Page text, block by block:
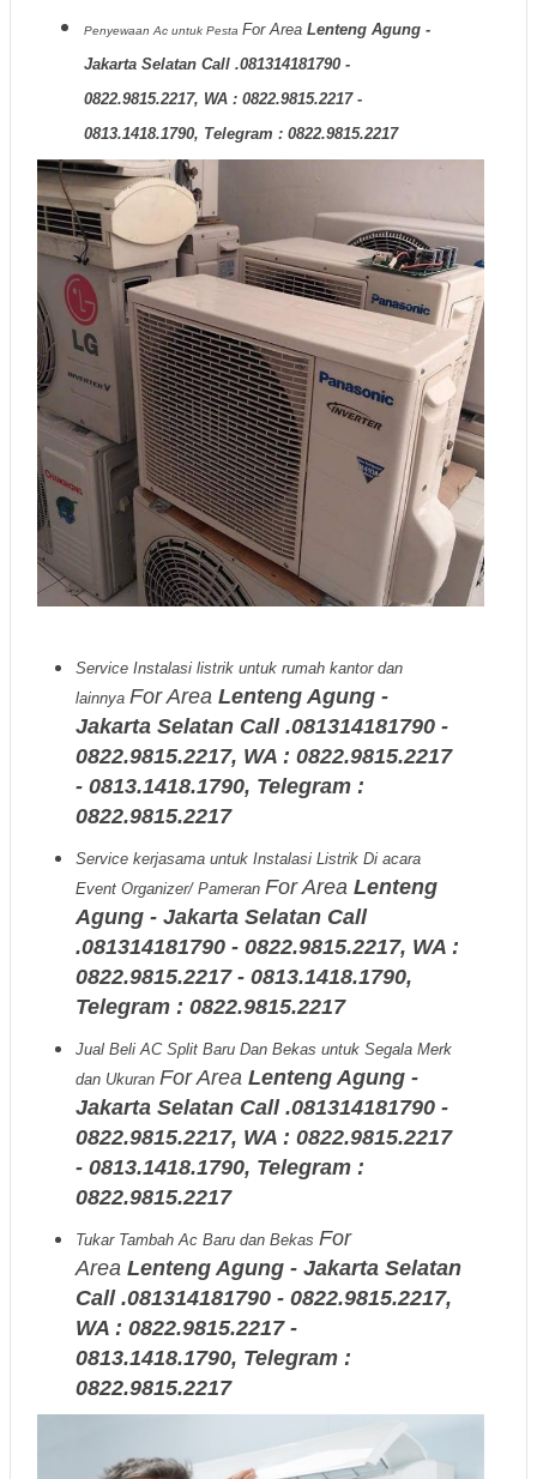
Penyewaan Ac untuk Pesta For Area Lenteng Agung -
Jakarta Selatan Call .081314181790 -
0822.9815.2217, WA : 0822.9815.2217 -
0813.1418.1790, Telegram : 0822.9815.2217
Service Instalasi listrik untuk rumah kantor dan
lainnya For Area Lenteng Agung -
Jakarta Selatan Call .081314181790 -
0822.9815.2217, WA : 0822.9815.2217
- 0813.1418.1790, Telegram :
0822.9815.2217
Service kerjasama untuk Instalasi Listrik Di acara
Event Organizer/ Pameran For Area Lenteng
Agung - Jakarta Selatan Call
.081314181790 - 0822.9815.2217, WA :
0822.9815.2217 - 0813.1418.1790,
Telegram : 0822.9815.2217
Jual Beli AC Split Baru Dan Bekas untuk Segala Merk
dan Ukuran For Area Lenteng Agung -
Jakarta Selatan Call .081314181790 -
0822.9815.2217, WA : 0822.9815.2217
- 0813.1418.1790, Telegram :
0822.9815.2217
Tukar Tambah Ac Baru dan Bekas For
Area Lenteng Agung - Jakarta Selatan
Call .081314181790 - 0822.9815.2217,
WA : 0822.9815.2217 -
0813.1418.1790, Telegram :
0822.9815.2217